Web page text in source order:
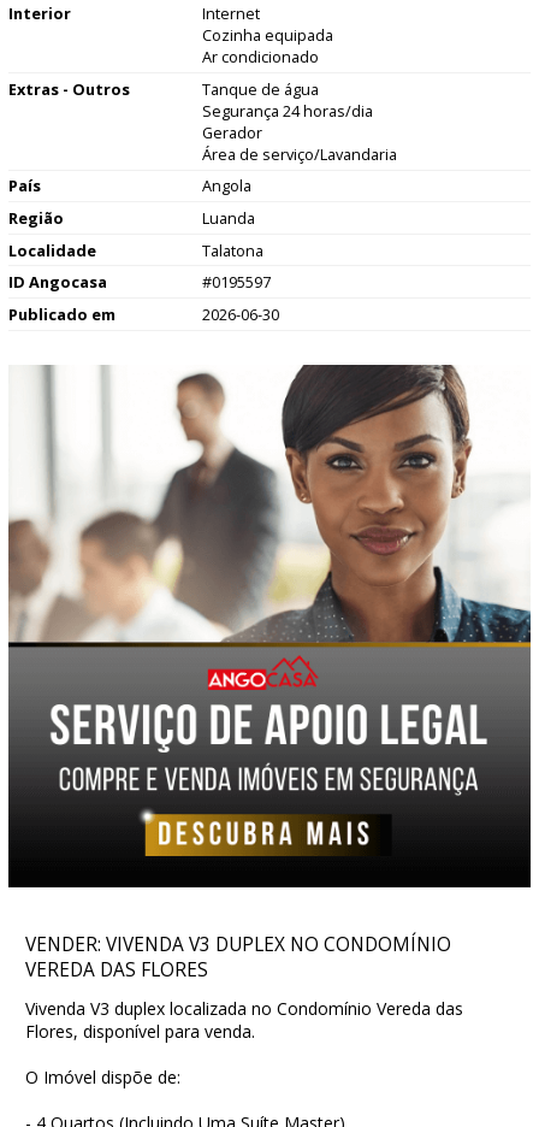
Interior
Internet
Cozinha equipada
Ar condicionado
Extras - Outros
Tanque de água
Segurança 24 horas/dia
Gerador
Área de serviço/Lavandaria
País
Angola
Região
Luanda
Localidade
Talatona
ID Angocasa
#0195597
Publicado em
2026-06-30
VENDER: VIVENDA V3 DUPLEX NO CONDOMÍNIO
VEREDA DAS FLORES
Vivenda V3 duplex localizada no Condomínio Vereda das
Flores, disponível para venda.
O Imóvel dispõe de: